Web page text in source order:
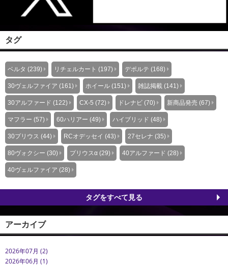
タグ
ベルタ (239) リチェルカート (197) デポルテ (168)
30ヴェルファイア (161) ホイール (151) 雑誌掲載 (141)
30アルファード (122) CX-5 (72) ドレナビ (70) 新商品発売 (67)
マフラー (57) 60ハリアー (49) ハイブリッド (48)
30プリウス (44) RCオデッセイ (43) 27セレナ (35)
80ヴォクシー (30) プリウスα (29) 40アルファード (28)
40ヴェルファイア (28)
タグをすべて見る
アーカイブ
2026年07月 (2)
2026年06月 (1)